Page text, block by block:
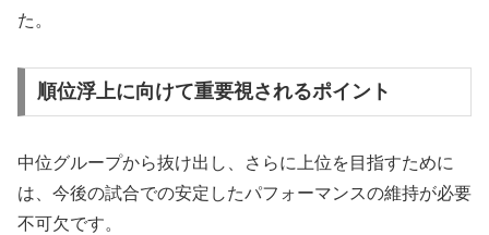
た。
順位浮上に向けて重要視されるポイント
中位グループから抜け出し、さらに上位を目指すために
は、今後の試合での安定したパフォーマンスの維持が必要
不可欠です。